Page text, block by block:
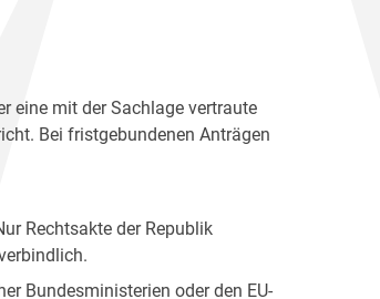
eine mit der Sachlage vertraute
Bei fristgebundenen Anträgen
Rechtsakte der Republik
Bundesministerien oder den EU-